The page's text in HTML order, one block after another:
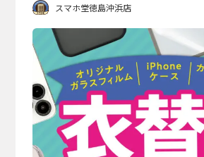
スマホ堂徳島沖浜店